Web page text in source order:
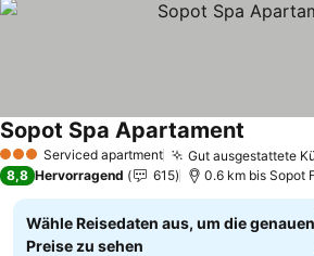
3 SterneServiced apartment
Sopot Spa Apartament
8,8 Hervorragend 615 0.6 km bis Sopot
Wähle Reisedaten aus, um die genauen
Preise zu sehen